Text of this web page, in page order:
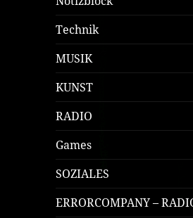
Technik
MUSIK
KUNST
RADIO
Games
SOZIALES
ERRORCOMPANY –